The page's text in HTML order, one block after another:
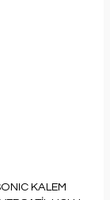
KALEM